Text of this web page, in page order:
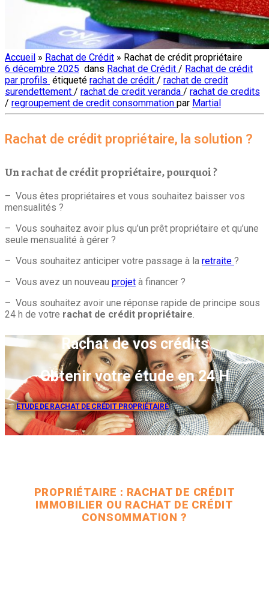
Accueil » Rachat de Crédit » Rachat de crédit propriétaire
6 décembre 2025 dans Rachat de Crédit / Rachat de crédit
par profils étiqueté rachat de crédit / rachat de credit
surendettement / rachat de credit veranda / rachat de credits
/ regroupement de credit consommation par Martial
Rachat de crédit propriétaire, la solution ?
Unrachat de crédit propriétaire, pourquoi ?
– Vous êtes propriétaires et vous souhaitez baisser vos
mensualités ?
– Vous souhaitez avoir plus qu’un prêt propriétaire et qu’une
seule mensualité à gérer ?
– Vous souhaitez anticiper votre passage à la retraite ?
– Vous avez un nouveau projet à financer ?
– Vous souhaitez avoir une réponse rapide de principe sous
24 h de votre rachat de crédit propriétaire.
Rachat de vos crédits
Obtenir votre étude en 24 H
ETUDE DE RACHAT DE CRÉDIT PROPRIÉTAIRE
PROPRIÉTAIRE : RACHAT DE CRÉDIT
IMMOBILIER OU RACHAT DE CRÉDIT
CONSOMMATION ?